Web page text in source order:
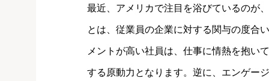
最近、アメリカで注目を浴びているのが
とは、従業員の企業に対する関与の度合
メントが高い社員は、仕事に情熱を抱い
する原動力となります。逆に、エンゲー